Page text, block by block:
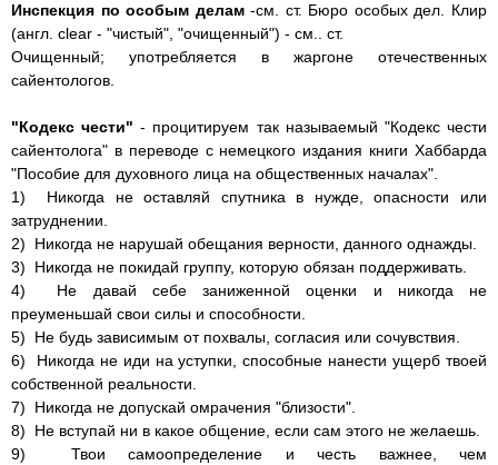
Инспекция по особым делам-см. ст. Бюро особых дел. Клир
(англ. clear - "чистый", "очищенный") - см.. ст.
Очищенный; употребляется в жаргоне отечественных
сайентологов.
"Кодекс чести" - процитируем так называемый "Кодекс чести
сайентолога" в переводе с немецкого издания книги Хаббарда
"Пособие для духовного лица на общественных началах".
1) Никогда не оставляй спутника в нужде, опасности или
затруднении.
2) Никогда не нарушай обещания верности, данного однажды.
3) Никогда не покидай группу, которую обязан поддерживать.
4) Не давай себе заниженной оценки и никогда не
преуменьшай свои силы и способности.
5) Не будь зависимым от похвалы, согласия или сочувствия.
6) Никогда не иди на уступки, способные нанести ущерб твоей
собственной реальности.
7) Никогда не допускай омрачения "близости".
8) Не вступай ни в какое общение, если сам этого не желаешь.
9) Твои самоопределение и честь важнее, чем